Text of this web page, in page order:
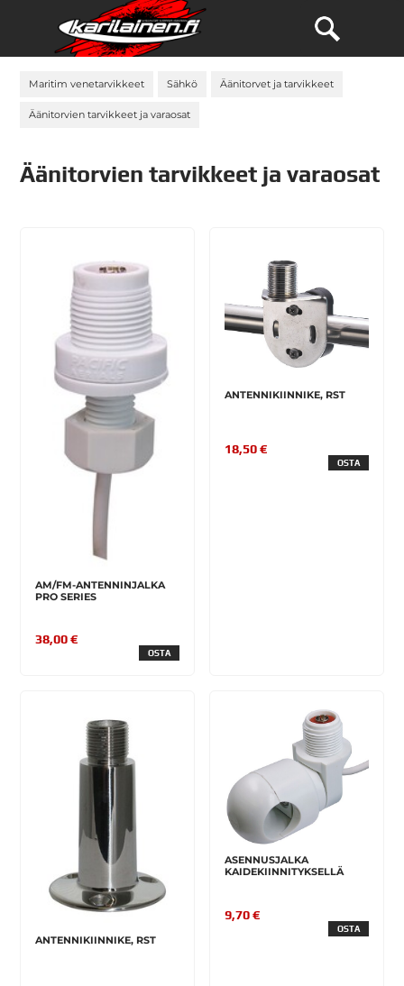
Maritim venetarvikkeet Sähkö Äänitorvet ja tarvikkeet
Äänitorvien tarvikkeet ja varaosat
Äänitorvien tarvikkeet ja varaosat
AM/FM-ANTENNINJALKA
PRO SERIES
38,00 €
OSTA
ANTENNIKIINNIKE, RST
18,50 €
OSTA
ANTENNIKIINNIKE, RST
ASENNUSJALKA
KAIDEKIINNITYKSELLÄ
9,70 €
OSTA